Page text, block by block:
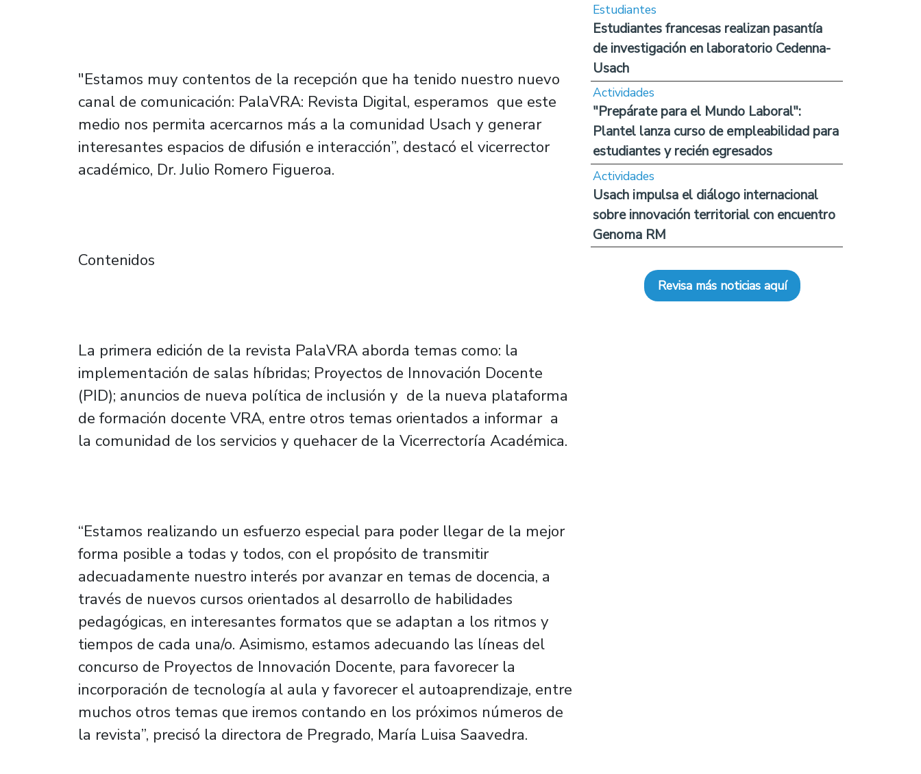
"Estamos muy contentos de la recepción que ha tenido nuestro nuevo
canal de comunicación: PalaVRA: Revista Digital, esperamos que este
medio nos permita acercarnos más a la comunidad Usach y generar
interesantes espacios de difusión e interacción”, destacó el vicerrector
académico, Dr. Julio Romero Figueroa.
Contenidos
La primera edición de la revista PalaVRA aborda temas como: la
implementación de salas híbridas; Proyectos de Innovación Docente
(PID); anuncios de nueva política de inclusión y de la nueva plataforma
de formación docente VRA, entre otros temas orientados a informar a
la comunidad de los servicios y quehacer de la Vicerrectoría Académica.
“Estamos realizando un esfuerzo especial para poder llegar de la mejor
forma posible a todas y todos, con el propósito de transmitir
adecuadamente nuestro interés por avanzar en temas de docencia, a
través de nuevos cursos orientados al desarrollo de habilidades
pedagógicas, en interesantes formatos que se adaptan a los ritmos y
tiempos de cada una/o. Asimismo, estamos adecuando las líneas del
concurso de Proyectos de Innovación Docente, para favorecer la
incorporación de tecnología al aula y favorecer el autoaprendizaje, entre
muchos otros temas que iremos contando en los próximos números de
la revista”, precisó la directora de Pregrado, María Luisa Saavedra.
Estudiantes
Estudiantes francesas realizan pasantía
de investigación en laboratorio Cedenna-
Usach
Actividades
"Prepárate para el Mundo Laboral":
Plantel lanza curso de empleabilidad para
estudiantes y recién egresados
Actividades
Usach impulsa el diálogo internacional
sobre innovación territorial con encuentro
Genoma RM
Revisa más noticias aquí